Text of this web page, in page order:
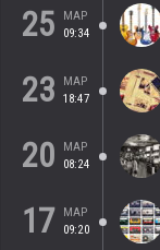
25
МАР
09:34
23
МАР
18:47
20
МАР
08:24
17
МАР
09:20